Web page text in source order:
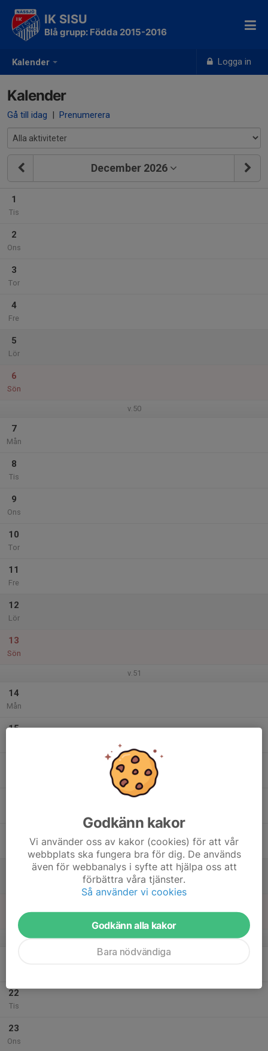
Kalender Logga in
IK SISU
Blå grupp: Födda 2015-2016
Kalender
Gå till idag | Prenumerera
December 2026
1
Tis
2
Ons
3
Tor
4
Fre
5
Lör
6
Sön
v.50
7
Mån
8
Tis
9
Ons
10
Tor
11
Fre
12
Lör
13
Sön
v.51
14
Mån
15
Sön
v.52
22
Tis
23
Ons
Godkänn kakor
Vi använder oss av kakor (cookies) för att vår
webbplats ska fungera bra för dig. De används
även för webbanalys i syfte att hjälpa oss att
förbättra våra tjänster.
Så använder vi cookies
Godkänn alla kakor
Bara nödvändiga